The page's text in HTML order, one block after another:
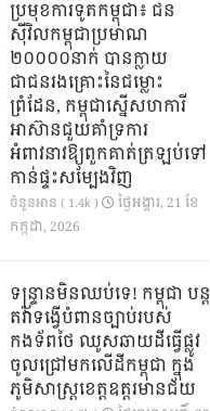
ប្រមុខការទូតកម្ពុជា៖ ជន
ស៊ីវិលកម្ពុជាប្រមាណ
២០០០០នាក់ បានក្លាយ
ជាជនរងគ្រោះនៃជម្លោះ
ព្រំដែន, កម្ពុជាស្នើសហការី
អាស៊ានជួយគាំទ្រការ
អំពាវនាវឱ្យពួកគាត់ត្រឡប់ទៅ
កាន់ផ្ទះសម្បែងវិញ
ចំនួនអាន ( 1.4k )
ថ្ងៃ​អង្គារ, 21 ខែ​
កក្កដា, 2026
ទន្ទ្រានមិនឈប់ទេ! កម្ពុជា បន្ត
តវ៉ាទង្វើបំពានច្បាប់របស់
កងទ័ពថៃ ឈូសឆាយដីធ្វើផ្លូវ
ចូលជ្រៅមកលើដីកម្ពុជា ក្នុង
ភូមិសាស្ត្រខេត្តឧត្តរមានជ័យ